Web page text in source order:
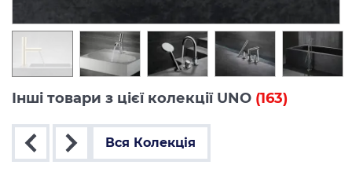
Інші товари з цієї колекції UNO (163)
Вся Колекція